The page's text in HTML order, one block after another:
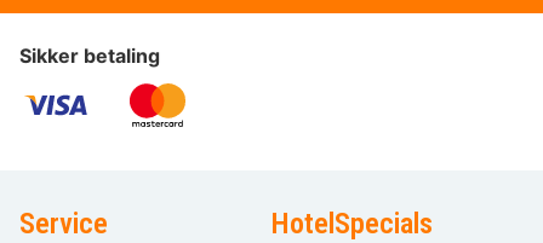
Sikker betaling
Service HotelSpecials